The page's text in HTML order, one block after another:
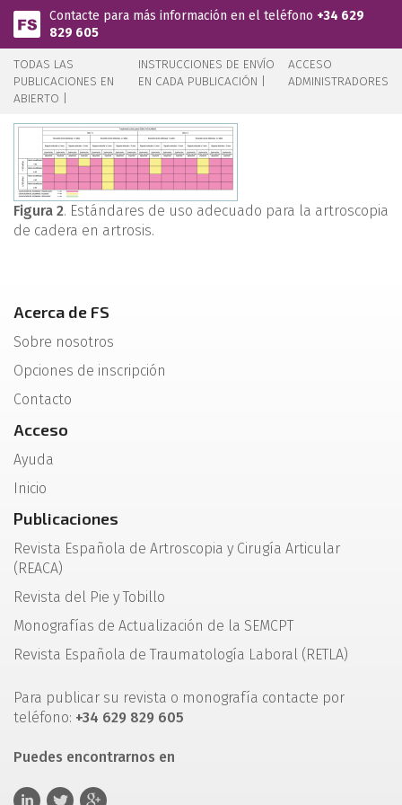
Pasar al contenido principal
Contacte para más información en el teléfono +34 629
829 605
TODAS LAS
PUBLICACIONES EN
ABIERTO |
INSTRUCCIONES DE ENVÍO
EN CADA PUBLICACIÓN |
ACCESO
ADMINISTRADORES
Figura 2. Estándares de uso adecuado para la artroscopia
de cadera en artrosis.
Acerca de FS
Sobre nosotros
Opciones de inscripción
Contacto
Acceso
Ayuda
Inicio
Publicaciones
Revista Española de Artroscopia y Cirugía Articular
(REACA)
Revista del Pie y Tobillo
Monografías de Actualización de la SEMCPT
Revista Española de Traumatología Laboral (RETLA)
Para publicar su revista o monografía contacte por
teléfono: +34 629 829 605
Puedes encontrarnos en